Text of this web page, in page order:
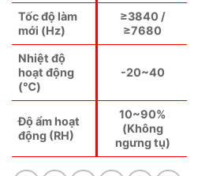
Tốc độ làm
mới (Hz)
≥3840 /
≥7680
Nhiệt độ
hoạt động
(℃)
-20~40
Độ ẩm hoạt
động (RH)
10~90%
(Không
ngưng tụ)